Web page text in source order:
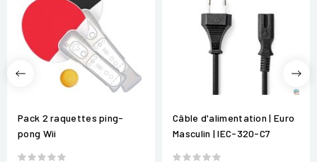
Pack 2 raquettes ping-
pong Wii
Câble d'alimentation | Euro
Masculin | IEC-320-C7